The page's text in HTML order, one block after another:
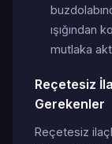
ışığından
mutlaka
Reçetesiz
Gerekenler
Reçetesiz